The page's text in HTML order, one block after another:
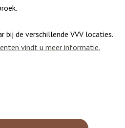
bij de verschillende VVV locaties.
vindt u meer informatie.